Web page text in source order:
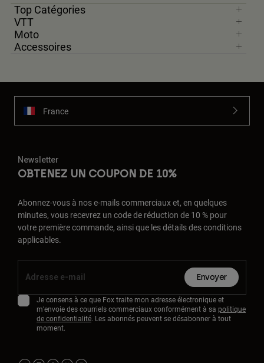
Top Catégories
VTT
Moto
Accessoires
France
Newsletter
OBTENEZ UN COUPON DE 10%
Abonnez-vous à nos e-mails commerciaux et, en quelques
minutes, vous recevrez un code de réduction de 10 % pour
votre première commande, ainsi que les détails des conditions
applicables.
Envoyer
Je consens à ce que Fox traite mon adresse électronique et
m'envoie des courriels commerciaux conformément à sa politique
de confidentialité. Les abonnés peuvent se désabonner à tout
moment.